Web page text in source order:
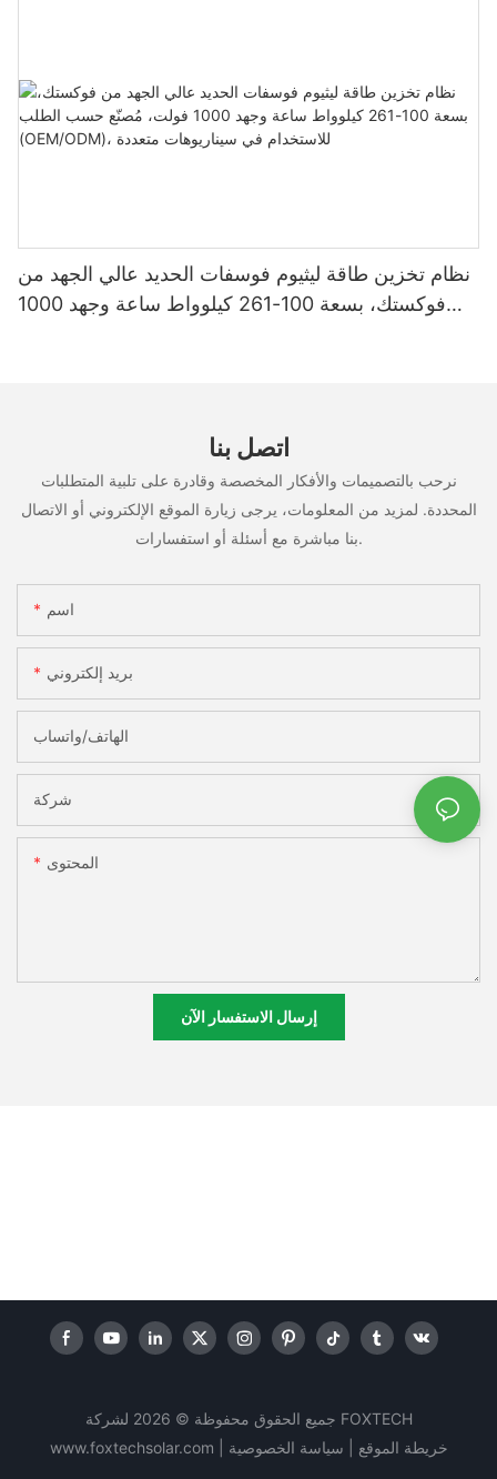
نظام تخزين طاقة ليثيوم فوسفات الحديد عالي الجهد من
فوكستك، بسعة 100-261 كيلوواط ساعة وجهد 1000
اتصل بنا
نرحب بالتصميمات والأفكار المخصصة وقادرة على تلبية المتطلبات
المحددة. لمزيد من المعلومات، يرجى زيارة الموقع الإلكتروني أو الاتصال
بنا مباشرة مع أسئلة أو استفسارات.
اسم
بريد إلكتروني
الهاتف/واتساب
شركة
المحتوى
إرسال الاستفسار الآن
جميع الحقوق محفوظة © 2026 لشركة FOXTECH
www.foxtechsolar.com
خريطة الموقع | سياسة الخصوصية